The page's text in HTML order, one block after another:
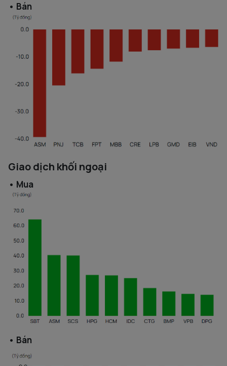
• Bán
Giao dịch khối ngoại
• Mua
• Bán